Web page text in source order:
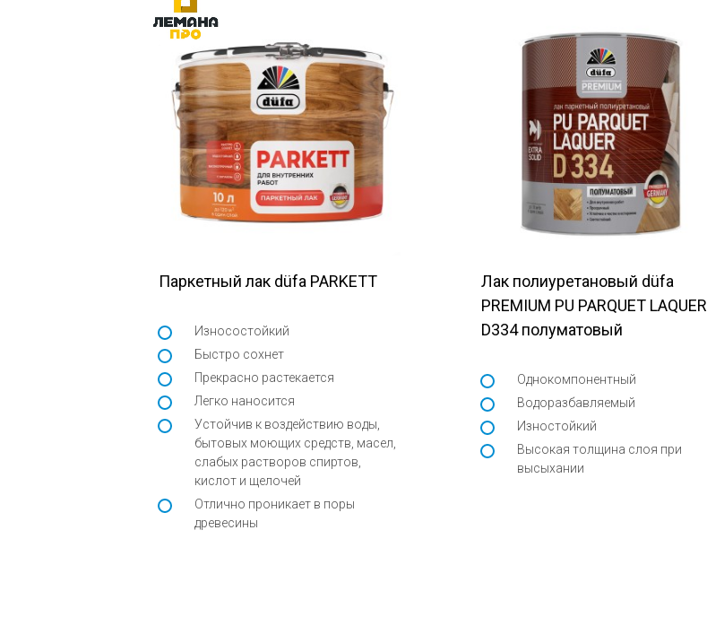
Паркетный лак düfa PARKETT
Износостойкий
Быстро сохнет
Прекрасно растекается
Легко наносится
Устойчив к воздействию воды,
бытовых моющих средств, масел,
слабых растворов спиртов,
кислот и щелочей
Отлично проникает в поры
древесины
Лак полиуретановый düfa
PREMIUM PU PARQUET LAQUER
D334 полуматовый
Однокомпонентный
Водоразбавляемый
Изностойкий
Высокая толщина слоя при
высыхании